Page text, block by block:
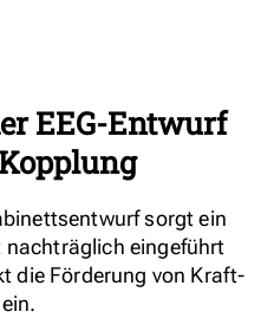
EEG-Entwurf
sorgt ein
nachträglich eingeführt
die Förderung von Kraft-